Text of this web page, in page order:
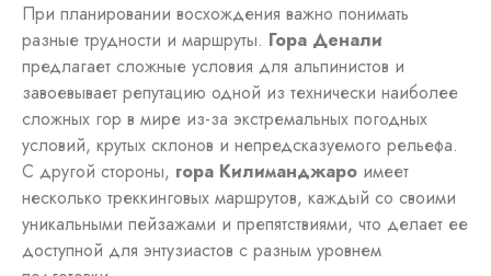
При планировании восхождения важно понимать
разные трудности и маршруты. Гора Денали
предлагает сложные условия для альпинистов и
завоевывает репутацию одной из технически наиболее
сложных гор в мире из-за экстремальных погодных
условий, крутых склонов и непредсказуемого рельефа.
С другой стороны, гора Килиманджаро имеет
несколько треккинговых маршрутов, каждый со своими
уникальными пейзажами и препятствиями, что делает ее
доступной для энтузиастов с разным уровнем